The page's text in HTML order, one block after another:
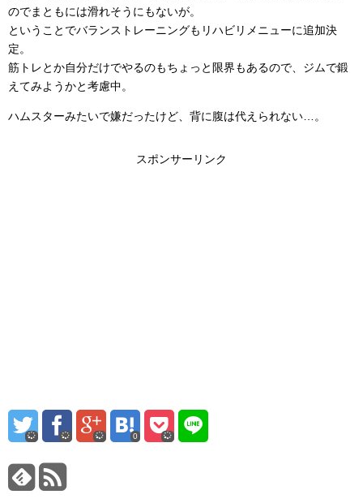
のでまともには滑れそうにもないが。
ということでバランストレーニングもリハビリメニューに追加決
定。
筋トレとか自分だけでやるのもちょっと限界もあるので、ジムで鍛
えてみようかと考慮中。
ハムスターみたいで嫌だったけど、背に腹は代えられない…。
スポンサーリンク
0